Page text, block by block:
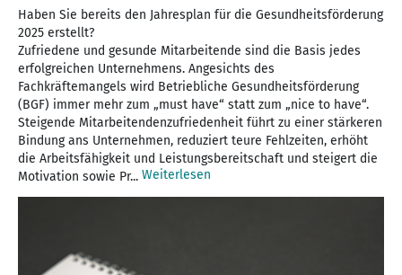
Haben Sie bereits den Jahresplan für die Gesundheitsförderung
2025 erstellt?
Zufriedene und gesunde Mitarbeitende sind die Basis jedes
erfolgreichen Unternehmens. Angesichts des
Fachkräftemangels wird Betriebliche Gesundheitsförderung
(BGF) immer mehr zum „must have“ statt zum „nice to have“.
Steigende Mitarbeitendenzufriedenheit führt zu einer stärkeren
Bindung ans Unternehmen, reduziert teure Fehlzeiten, erhöht
die Arbeitsfähigkeit und Leistungsbereitschaft und steigert die
Motivation sowie Pr... Weiterlesen